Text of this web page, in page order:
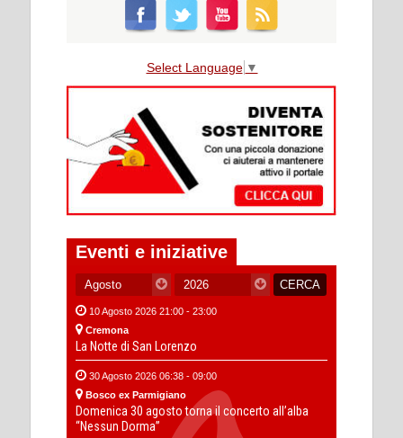
Select Language ▼
Eventi e iniziative
10 Agosto 2026 21:00 - 23:00
Cremona
La Notte di San Lorenzo
30 Agosto 2026 06:38 - 09:00
Bosco ex Parmigiano
Domenica 30 agosto torna il concerto all’alba
“Nessun Dorma”